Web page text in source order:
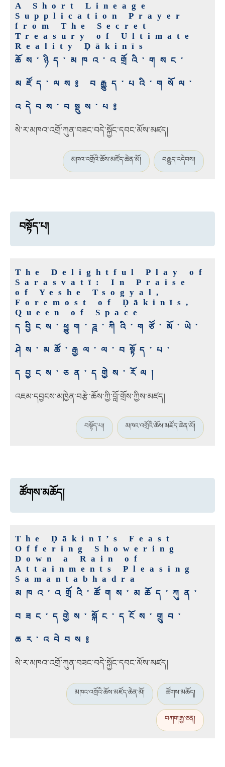
A Short Lineage
Supplication Prayer
from The Secret
Treasury of Ultimate
Reality Ḍākinīs
ཆོས་ཉིད་མཁའ་འགྲོའི་གསང་
མཛོད་ལས༔ བརྒྱུད་པའི་གསོལ་
འདེབས་བསྡུས་པ༔
སེ་ར་མཁའ་འགྲོ་ཀུན་བཟང་བདེ་སྐྱོང་དབང་མོས་མཛད།
མཁའ་འགྲོའི་ཆོས་མཛོད་ཆེན་མོ། བརྒྱུད་འདེབས།
བསྟོད་པ།
The Delightful Play of
Sarasvatī: In Praise
of Yeshe Tsogyal,
Foremost of Ḍākinīs,
Queen of Space
དབྱིངས་ཕྱུག་ཌཱ་ཀིའི་གཙོ་མོ་ཡེ་
ཤེས་མཚོ་རྒྱལ་ལ་བསྟོད་པ་
དབྱངས་ཅན་དགྱེས་རོལ།
འཇམ་དབྱངས་མཁྱེན་བརྩེ་ཆོས་ཀྱི་བློ་གྲོས་ཀྱིས་མཛད།
བསྟོད་པ། མཁའ་འགྲོའི་ཆོས་མཛོད་ཆེན་མོ།
ཚོགས་མཆོད།
The Ḍākinī’s Feast
Offering Showering
Down a Rain of
Attainments Pleasing
Samantabhadra
མཁའ་འགྲོའི་ཚོགས་མཆོད་ཀུན་
བཟང་དགྱེས་སྐོང་དངོས་གྲུབ་
ཆར་འབེབས༔
སེ་ར་མཁའ་འགྲོ་ཀུན་བཟང་བདེ་སྐྱོང་དབང་མོས་མཛད།
མཁའ་འགྲོའི་ཆོས་མཛོད་ཆེན་མོ། ཚོགས་མཆོད།
བཀག་རྒྱ་ཅན།